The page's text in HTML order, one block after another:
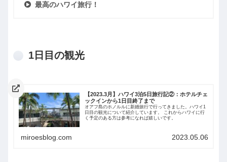
最高のハワイ旅行！
1日目の観光
【2023.3月】ハワイ3泊5日旅行記②：ホテルチェ
ックインから1日目終了まで
オアフ島のホノルルに新婚旅行で行ってきました。ハワイ1
日目の観光について紹介しています。 これからハワイに行
く予定のある方は参考になれば嬉しいです。
miroesblog.com 2023.05.06